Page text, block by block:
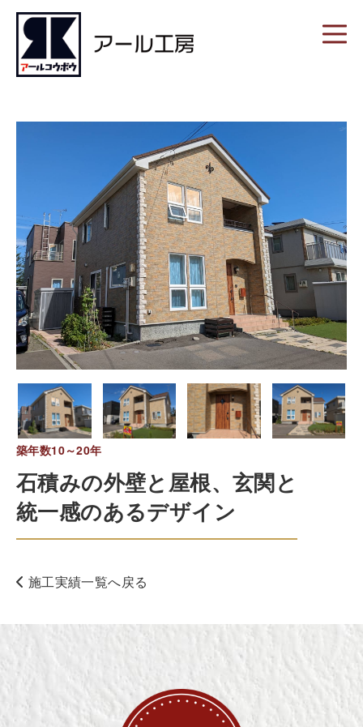
築年数10～20年
石積みの外壁と屋根、玄関と
統一感のあるデザイン
施工実績一覧へ戻る